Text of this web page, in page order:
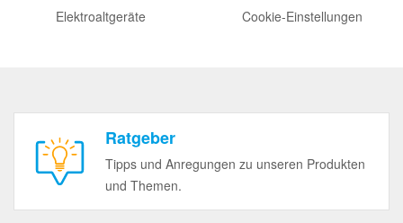
Elektroaltgeräte
Cookie-Einstellungen
Ratgeber
Tipps und Anregungen zu unseren Produkten
und Themen.